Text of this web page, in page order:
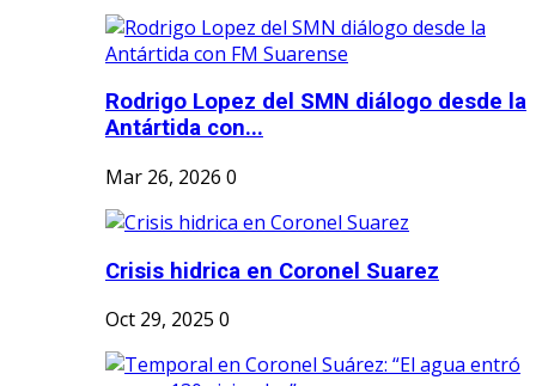
Rodrigo Lopez del SMN diálogo desde la
Antártida con...
Mar 26, 2026 0
Crisis hidrica en Coronel Suarez
Oct 29, 2025 0